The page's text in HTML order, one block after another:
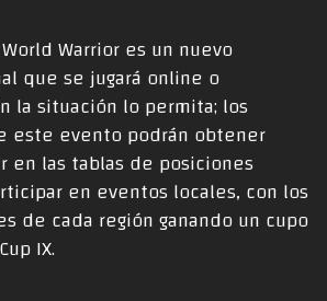
World Warrior es un nuevo
que se jugará online o
la situación lo permita; los
este evento podrán obtener
en las tablas de posiciones
en eventos locales, con los
de cada región ganando un cupo
IX.